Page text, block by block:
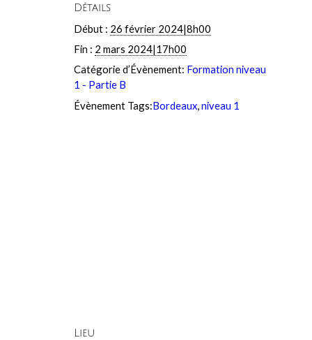
Détails
Début : 26 février 2024|8h00
Fin : 2 mars 2024|17h00
Catégorie d’Évènement: Formation niveau
1 - Partie B
Évènement Tags:Bordeaux,niveau 1
Lieu